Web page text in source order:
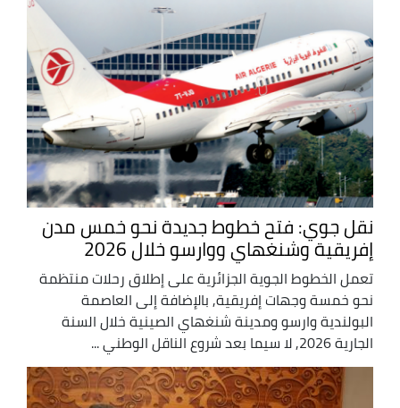
نقل جوي: فتح خطوط جديدة نحو خمس مدن
إفريقية وشنغهاي ووارسو خلال 2026
تعمل الخطوط الجوية الجزائرية على إطلاق رحلات منتظمة
نحو خمسة وجهات إفريقية, بالإضافة إلى العاصمة
البولندية وارسو ومدينة شنغهاي الصينية خلال السنة
الجارية 2026, لا سيما بعد شروع الناقل الوطني ...